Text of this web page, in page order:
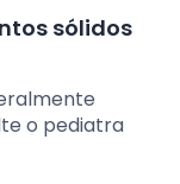
sólidos
o pediatra